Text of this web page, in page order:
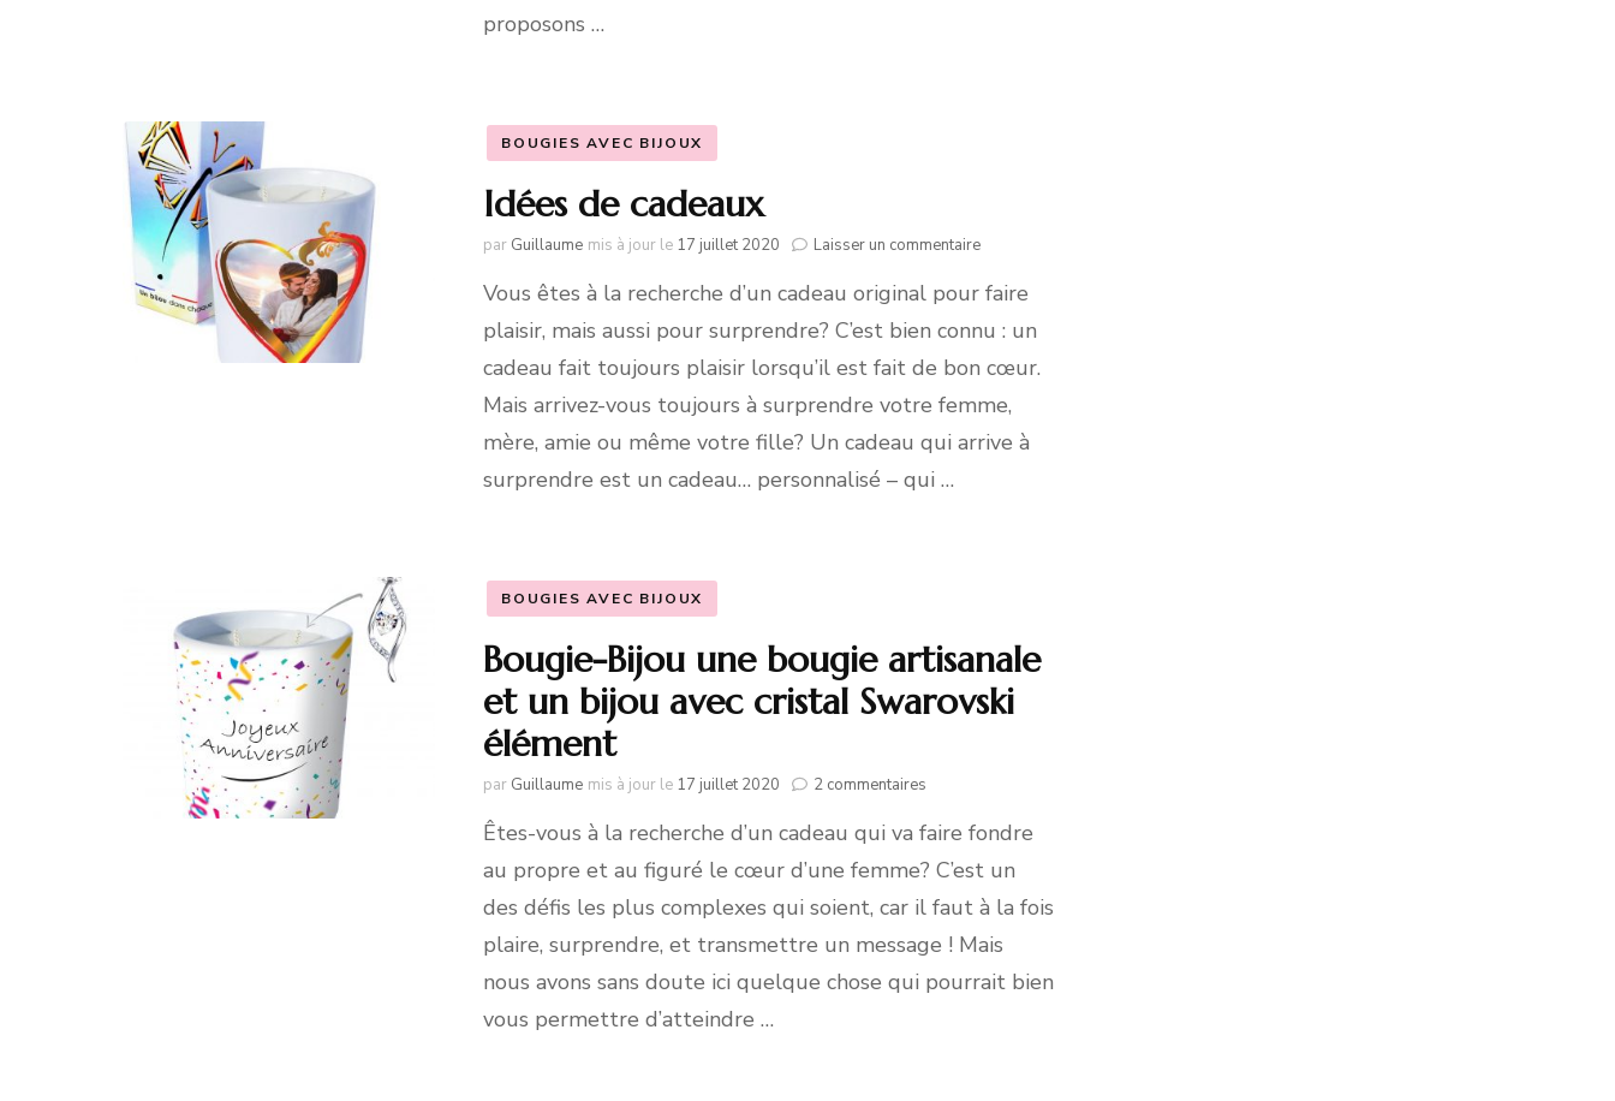
proposons …
BOUGIES AVEC BIJOUX
Idées de cadeaux
par Guillaume mis à jour le 17 juillet 2020 Laisser un commentairesur
de
Vous êtes à la recherche d’un cadeau original pour faire
plaisir, mais aussi pour surprendre? C’est bien connu : un
cadeau fait toujours plaisir lorsqu’il est fait de bon cœur.
Mais arrivez-vous toujours à surprendre votre femme,
mère, amie ou même votre fille? Un cadeau qui arrive à
surprendre est un cadeau… personnalisé – qui …
BOUGIES AVEC BIJOUX
Bougie-Bijou une bougie artisanale
et un bijou avec cristal Swarovski
élément
par Guillaume mis à jour le 17 juillet 2020 2 commentaires
Bijou
bougie
artisanale
un
bijou
avec
Êtes-vous à la recherche d’un cadeau qui va faire fondre
au propre et au figuré le cœur d’une femme? C’est un
des défis les plus complexes qui soient, car il faut à la fois
plaire, surprendre, et transmettre un message ! Mais
nous avons sans doute ici quelque chose qui pourrait bien
vous permettre d’atteindre …